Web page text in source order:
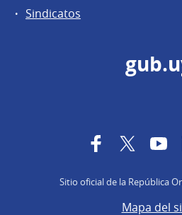
Sindicatos
FacebookTwitter
Sitio oficial de la República
Mapa del